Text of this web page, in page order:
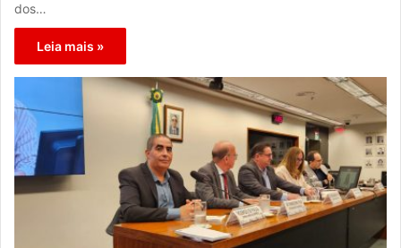
dos…
Leia mais »